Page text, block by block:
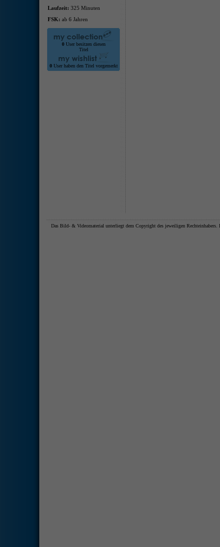
Laufzeit: 325 Minuten
FSK: ab 6 Jahren
0User besitzen diesen
Titel
0User haben den Titel vorgemerkt
Das Bild- & Videomaterial unterliegt dem Copyright des jeweiligen